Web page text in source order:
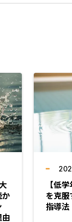
か
由
【低
を克服
指導法